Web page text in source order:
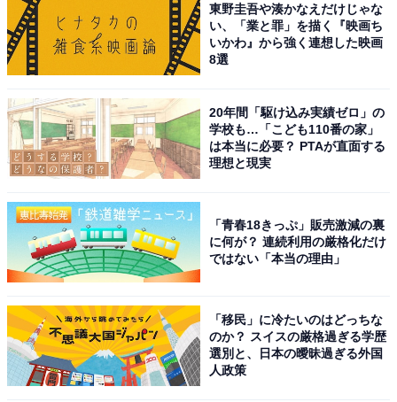
東野圭吾や湊かなえだけじゃな
い、「業と罪」を描く『映画ち
いかわ』から強く連想した映画
8選
20年間「駆け込み実績ゼロ」の
学校も…「こども110番の家」
は本当に必要？ PTAが直面する
理想と現実
「青春18きっぷ」販売激減の裏
に何が？ 連続利用の厳格化だけ
ではない「本当の理由」
「移民」に冷たいのはどっちな
のか？ スイスの厳格過ぎる学歴
選別と、日本の曖昧過ぎる外国
人政策